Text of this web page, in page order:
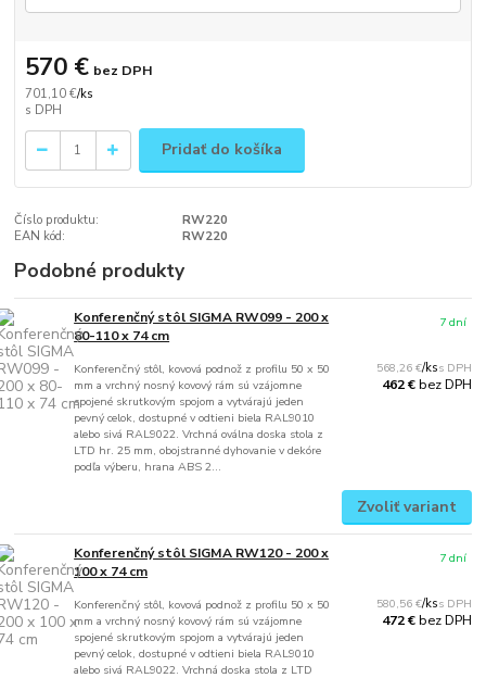
701,10 €/ks
570 € bez DPH
Pridať do košíka
Číslo produktu:
RW220
EAN kód:
RW220
Podobné produkty
Konferenčný stôl SIGMA RW099 - 200 x
80-110 x 74 cm
Konferenčný stôl, kovová podnož z profilu 50 x 50
mm a vrchný nosný kovový rám sú vzájomne
spojené skrutkovým spojom a vytvárajú jeden
pevný celok, dostupné v odtieni biela RAL9010
alebo sivá RAL9022. Vrchná oválna doska stola z
LTD hr. 25 mm, obojstranné dyhovanie v dekóre
podľa výberu, hrana ABS 2...
568,26 €/ks
462 €bez DPH
7 dní
Zvoliť variant
Konferenčný stôl SIGMA RW120 - 200 x
100 x 74 cm
Konferenčný stôl, kovová podnož z profilu 50 x 50
mm a vrchný nosný kovový rám sú vzájomne
spojené skrutkovým spojom a vytvárajú jeden
pevný celok, dostupné v odtieni biela RAL9010
alebo sivá RAL9022. Vrchná doska stola z LTD
580,56 €/ks
472 €bez DPH
7 dní